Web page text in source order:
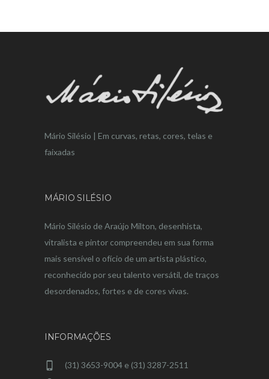
Mário Silésio | Em curvas, retas, cores, telas e
faixadas
MÁRIO SILÉSIO
Mário Silésio de Araújo Milton, desenhista,
vitralista e pintor compreendeu em sua forma
mais sensível o ofício de um artista plástico,
reconhecido por seu talento versátil, de traços
desordenados, fortes e de cores vivas.
INFORMAÇÕES
(31) 3653-9004 e (31) 3287-2511